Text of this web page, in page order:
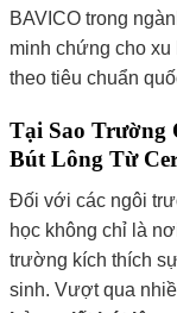
BAVICO trong
minh chứng cho
theo tiêu chuẩn
Tại Sao Trường
Bút Lông Từ
Đối với các ngôi
học không chỉ là
trường kích thích
sinh. Vượt qua